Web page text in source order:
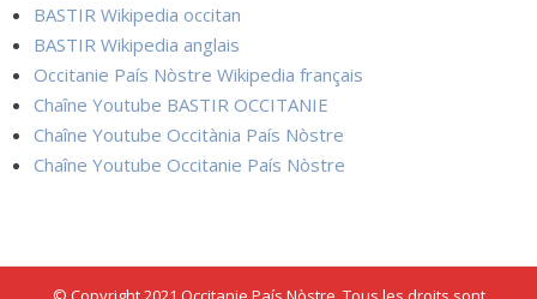
BASTIR Wikipedia occitan
BASTIR Wikipedia anglais
Occitanie País Nòstre Wikipedia français
Chaîne Youtube BASTIR OCCITANIE
Chaîne Youtube Occitània País Nòstre
Chaîne Youtube Occitanie País Nòstre